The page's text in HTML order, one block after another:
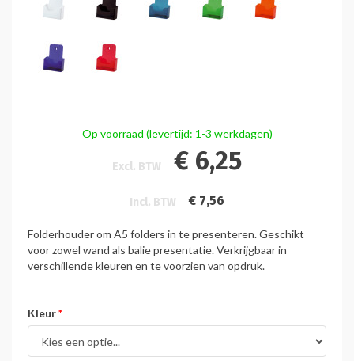
Op voorraad (levertijd: 1-3 werkdagen)
Excl. BTW € 6,25
Incl. BTW € 7,56
Folderhouder om A5 folders in te presenteren. Geschikt
voor zowel wand als balie presentatie. Verkrijgbaar in
verschillende kleuren en te voorzien van opdruk.
Kleur